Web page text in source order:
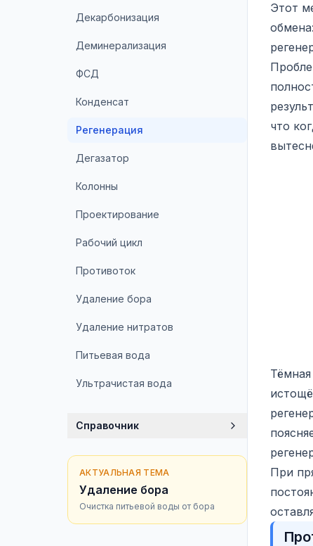
Декарбонизация
Деминерализация
ФСД
Конденсат
Регенерация
Дегазатор
Колонны
Проектирование
Рабочий цикл
Противоток
Удаление бора
Удаление нитратов
Питьевая вода
Ультрачистая вода
Справочник
АКТУАЛЬНАЯ ТЕМА
Удаление бора
Очистка питьевой воды от бора
Этот
что
При